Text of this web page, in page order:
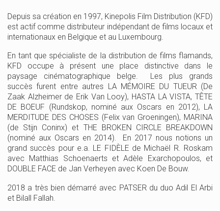
Liste
À Propos
Contact
Depuis sa création en 1997, Kinepolis Film Distribution (KFD)
est actif comme distributeur indépendant de films locaux et
internationaux en Belgique et au Luxembourg.
En tant que spécialiste de la distribution de films flamands,
KFD occupe à présent une place distinctive dans le
paysage cinématographique belge. Les plus grands
succès furent entre autres LA MÉMOIRE DU TUEUR (De
Zaak Alzheimer de Erik Van Looy), HASTA LA VISTA, TÊTE
DE BOEUF (Rundskop, nominé aux Oscars en 2012), LA
MERDITUDE DES CHOSES (Felix van Groeningen), MARINA
(de Stijn Coninx) et THE BROKEN CIRCLE BREAKDOWN
(nominé aux Oscars en 2014). En 2017 nous notions un
grand succès pour e.a. LE FIDÈLE de Michaël R. Roskam
avec Matthias Schoenaerts et Adèle Exarchopoulos, et
DOUBLE FACE de Jan Verheyen avec Koen De Bouw.
2018 a très bien démarré avec PATSER du duo Adil El Arbi
et Bilall Fallah.